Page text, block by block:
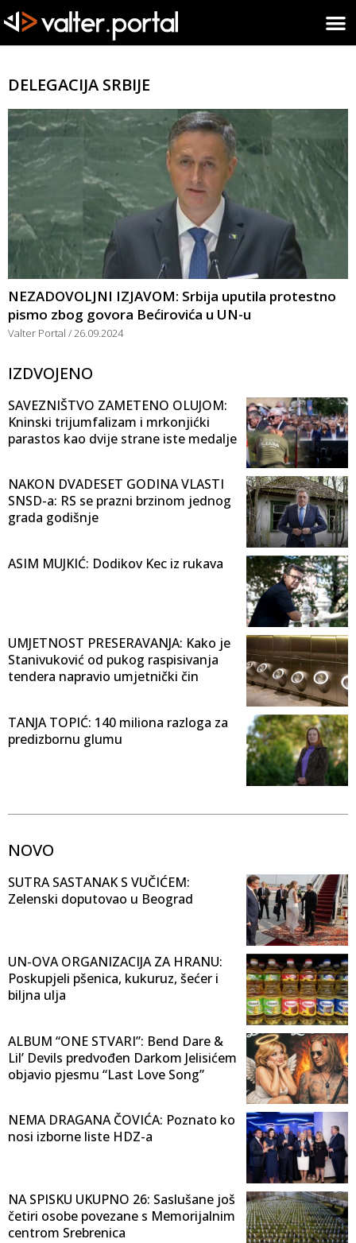
DELEGACIJA SRBIJE
NEZADOVOLJNI IZJAVOM: Srbija uputila protestno
pismo zbog govora Bećirovića u UN-u
Valter Portal 26.09.2024
IZDVOJENO
SAVEZNIŠTVO ZAMETENO OLUJOM:
Kninski trijumfalizam i mrkonjićki
parastos kao dvije strane iste medalje
NAKON DVADESET GODINA VLASTI
SNSD-a: RS se prazni brzinom jednog
grada godišnje
ASIM MUJKIĆ: Dodikov Kec iz rukava
UMJETNOST PRESERAVANJA: Kako je
Stanivuković od pukog raspisivanja
tendera napravio umjetnički čin
TANJA TOPIĆ: 140 miliona razloga za
predizbornu glumu
NOVO
SUTRA SASTANAK S VUČIĆEM:
Zelenski doputovao u Beograd
UN-OVA ORGANIZACIJA ZA HRANU:
Poskupjeli pšenica, kukuruz, šećer i
biljna ulja
ALBUM “ONE STVARI”: Bend Dare &
Lil’ Devils predvođen Darkom Jelisićem
objavio pjesmu “Last Love Song”
NEMA DRAGANA ČOVIĆA: Poznato ko
nosi izborne liste HDZ-a
NA SPISKU UKUPNO 26: Saslušane još
četiri osobe povezane s Memorijalnim
centrom Srebrenica